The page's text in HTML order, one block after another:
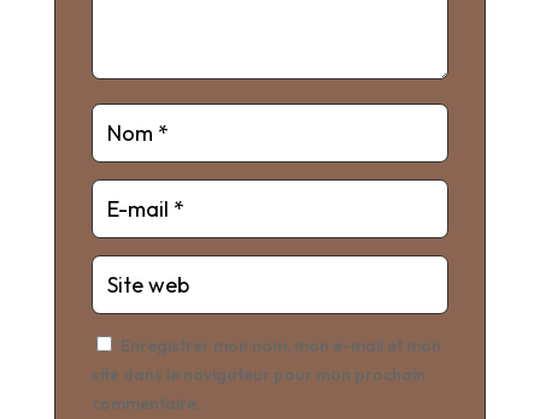
Enregistrer mon nom, mon e-mail et mon
site dans le navigateur pour mon prochain
commentaire.